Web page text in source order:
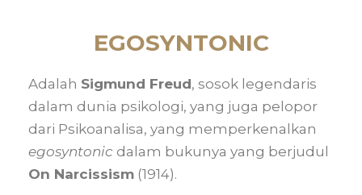
EGOSYNTONIC
Adalah Sigmund Freud, sosok legendaris
dalam dunia psikologi, yang juga pelopor
dari Psikoanalisa, yang memperkenalkan
egosyntonic dalam bukunya yang berjudul
On Narcissism (1914).